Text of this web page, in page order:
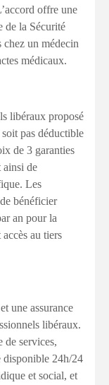
offre une
de la Sécurité
un médecin
médicaux.
libéraux proposé
pas déductible
de 3 garanties
ainsi de
Les
bénéficier
an pour la
au tiers
une assurance
libéraux.
de services,
disponible 24h/24
et social, et